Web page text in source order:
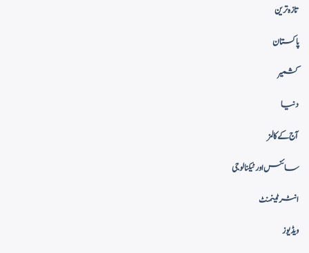
تازہ ترین
پاکستان
کشمیر
دنیا
آج کے کالمز
سائنس اور ٹیکنالوجی
انٹرٹینمنٹ
ویڈیوز